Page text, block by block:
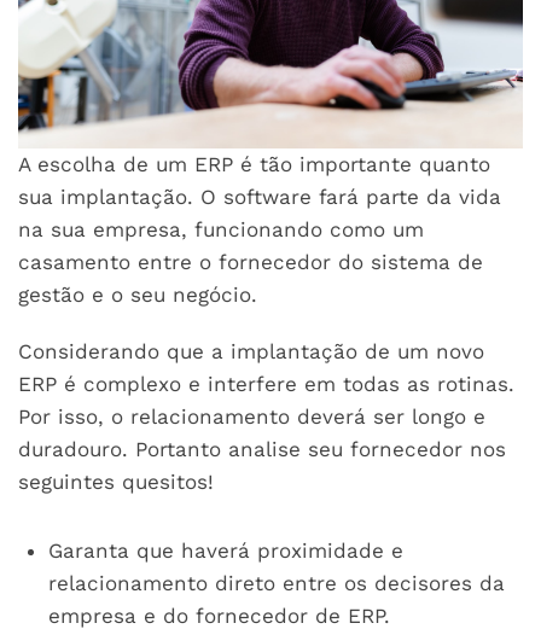
A escolha de um ERP é tão importante quanto
sua implantação. O software fará parte da vida
na sua empresa, funcionando como um
casamento entre o fornecedor do sistema de
gestão e o seu negócio.
Considerando que a implantação de um novo
ERP é complexo e interfere em todas as rotinas.
Por isso, o relacionamento deverá ser longo e
duradouro. Portanto analise seu fornecedor nos
seguintes quesitos!
Garanta que haverá proximidade e
relacionamento direto entre os decisores da
empresa e do fornecedor de ERP.